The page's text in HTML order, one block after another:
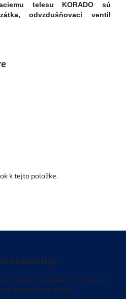
telesu KORADO sú
odvzdušňovací ventil
k tejto položke.
newsletter
budeme zasielať informácie o
na našom e-shope.